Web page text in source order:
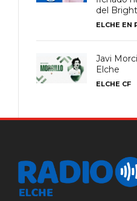
del
ELCHE EN
Javi
Elche
ELCHE CF